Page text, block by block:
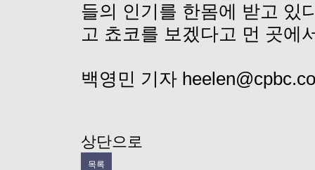
들의 인기를 한몸에 받고 있
고 쵸코를 보겠다고 먼 곳에
백영민 기자
상단으로
목록